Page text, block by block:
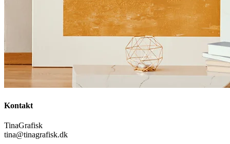
Kontakt
TinaGrafisk
tina@tinagrafisk.dk